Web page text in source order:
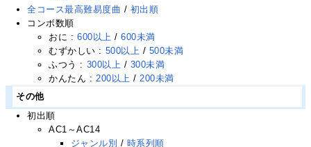
全コース最高難易度曲 / 初出順
コンボ数順
おに : 600以上 /600未満
むずかしい : 500以上 / 500未満
ふつう : 300以上 / 300未満
かんたん : 200以上 / 200未満
その他
初出順
AC1～AC14
ジャンル別 / 時系列順